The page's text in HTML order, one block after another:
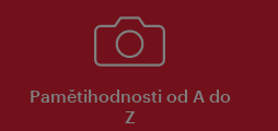
Pamětihodnosti od A do
Z